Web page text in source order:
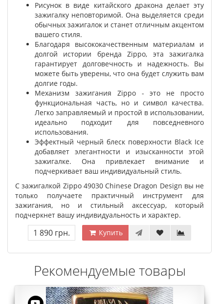
Рисунок в виде китайского дракона делает эту
зажигалку неповторимой. Она выделяется среди
обычных зажигалок и станет отличным акцентом
вашего стиля.
Благодаря высококачественным материалам и
долгой истории бренда Zippo, эта зажигалка
гарантирует долговечность и надежность. Вы
можете быть уверены, что она будет служить вам
долгие годы.
Механизм зажигания Zippo - это не просто
функциональная часть, но и символ качества.
Легко заправляемый и простой в использовании,
идеально подходит для повседневного
использования.
Эффектный черный блеск поверхности Black Ice
добавляет элегантности и изысканности этой
зажигалке. Она привлекает внимание и
подчеркивает ваш индивидуальный стиль.
С зажигалкой Zippo 49030 Chinese Dragon Design вы не
только получаете практичный инструмент для
зажигания, но и стильный аксессуар, который
подчеркнет вашу индивидуальность и характер.
1 890 грн. Купить
Рекомендуемые товары